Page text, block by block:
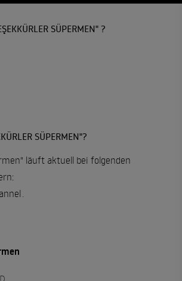
SÜPERMEN" ?
SÜPERMEN"?
läuft aktuell bei folgenden